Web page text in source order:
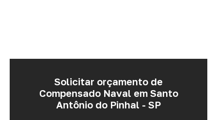
Solicitar orçamento de
Compensado Naval em Santo
Antônio do Pinhal - SP